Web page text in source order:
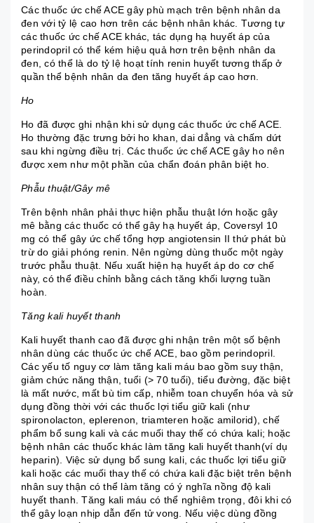
Các thuốc ức chế ACE gây phù mạch trên bệnh nhân da
đen với tỷ lệ cao hơn trên các bệnh nhân khác. Tương tự
các thuốc ức chế ACE khác, tác dụng hạ huyết áp của
perindopril có thể kém hiệu quả hơn trên bệnh nhân da
đen, có thể là do tỷ lệ hoạt tính renin huyết tương thấp ở
quần thể bệnh nhân da đen tăng huyết áp cao hơn.
Ho
Ho đã được ghi nhận khi sử dụng các thuốc ức chế ACE.
Ho thường đặc trưng bởi ho khan, dai dẳng và chấm dứt
sau khi ngừng điều trị. Các thuốc ức chế ACE gây ho nên
được xem như một phần của chẩn đoán phân biệt ho.
Phẫu thuật/Gây mê
Trên bệnh nhân phải thực hiện phẫu thuật lớn hoặc gây
mê bằng các thuốc có thể gây hạ huyết áp, Coversyl 10
mg có thể gây ức chế tổng hợp angiotensin II thứ phát bù
trừ do giải phóng renin. Nên ngừng dùng thuốc một ngày
trước phẫu thuật. Nếu xuất hiện hạ huyết áp do cơ chế
này, có thể điều chỉnh bằng cách tăng khối lượng tuần
hoàn.
Tăng kali huyết thanh
Kali huyết thanh cao đã được ghi nhận trên một số bệnh
nhân dùng các thuốc ức chế ACE, bao gồm perindopril.
Các yếu tố nguy cơ làm tăng kali máu bao gồm suy thận,
giảm chức năng thận, tuổi (> 70 tuổi), tiểu đường, đặc biệt
là mất nước, mất bù tim cấp, nhiễm toan chuyển hóa và sử
dụng đồng thời với các thuốc lợi tiểu giữ kali (như
spironolacton, eplerenon, triamteren hoặc amilorid), chế
phẩm bổ sung kali và các muối thay thế có chứa kali; hoặc
bệnh nhân các thuốc khác làm tăng kali huyết thanh(ví dụ
heparin). Việc sử dụng bổ sung kali, các thuốc lợi tiểu giữ
kali hoặc các muối thay thế có chứa kali đặc biệt trên bệnh
nhân suy thận có thể làm tăng có ý nghĩa nồng độ kali
huyết thanh. Tăng kali máu có thể nghiêm trọng, đôi khi có
thể gây loạn nhịp dẫn đến tử vong. Nếu việc dùng đồng